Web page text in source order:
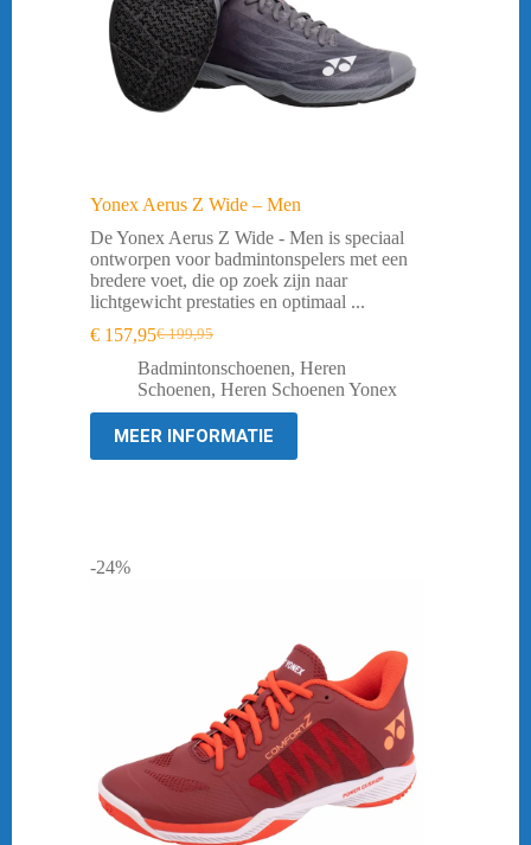
Yonex Aerus Z Wide – Men
De Yonex Aerus Z Wide - Men is speciaal
ontworpen voor badmintonspelers met een
bredere voet, die op zoek zijn naar
lichtgewicht prestaties en optimaal ...
€199,95
Oorspronkelijke
prijs
was:
€ 157,95Huidige
prijs
is:
Badmintonschoenen, Heren
Schoenen, Heren Schoenen Yonex
MEER INFORMATIE
-24%